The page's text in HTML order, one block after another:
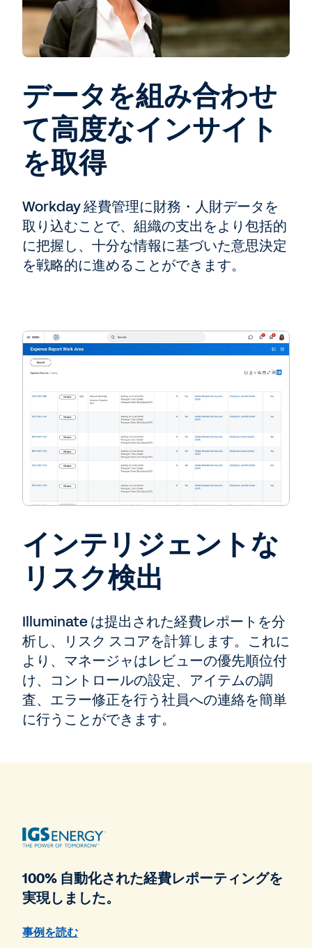
データを組み合わせ
て高度なインサイト
を取得
Workday 経費管理に財務・人財データを
取り込むことで、組織の支出をより包括的
に把握し、十分な情報に基づいた意思決定
を戦略的に進めることができます。
インテリジェントな
リスク検出
Illuminate は提出された経費レポートを分
析し、リスク スコアを計算します。これに
より、マネージャはレビューの優先順位付
け、コントロールの設定、アイテムの調
査、エラー修正を行う社員への連絡を簡単
に行うことができます。
100% 自動化された経費レポーティングを
実現しました。
事例を読む